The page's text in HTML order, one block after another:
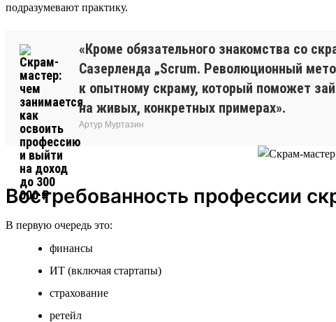
подразумевают практику.
«Кроме обязательного знакомства со
Сазерленда „Scrum. Революционный
к опытному скраму, который поможет
на живых, конкретных примерах».
Артур Муртазин
Востребованность профессии
В первую очередь это:
финансы
ИТ (включая стартапы)
страхование
ретейл